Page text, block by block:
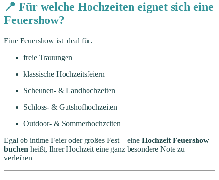
📍 Für welche Hochzeiten eignet sich eine
Feuershow?
Eine Feuershow ist ideal für:
freie Trauungen
klassische Hochzeitsfeiern
Scheunen- & Landhochzeiten
Schloss- & Gutshofhochzeiten
Outdoor- & Sommerhochzeiten
Egal ob intime Feier oder großes Fest – eine Hochzeit Feuershow
buchen heißt, Ihrer Hochzeit eine ganz besondere Note zu
verleihen.